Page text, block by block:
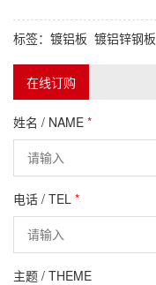
标签： 镀铝板 镀铝锌钢板
在线订购
姓名 / NAME *
电话 / TEL *
主题 / THEME